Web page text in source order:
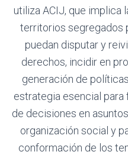
utiliza ACIJ, que implica
territorios segregados
puedan disputar y
derechos, incidir en
generación de
estrategia esencial para
de decisiones en
organización social y
conformación de los